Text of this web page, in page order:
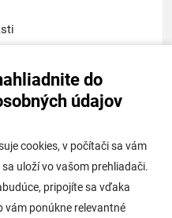
do
údajov
cookies, v počítači sa vám
uloží vo vašom prehliadači.
pripojíte sa vďaka
vám ponúkne relevantné